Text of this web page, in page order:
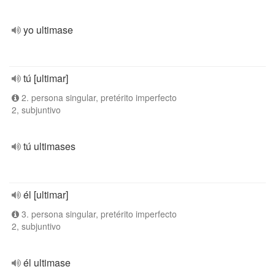
yo ultimase
tú [ultimar]
2. persona singular, pretérito imperfecto
2, subjuntivo
tú ultimases
él [ultimar]
3. persona singular, pretérito imperfecto
2, subjuntivo
él ultimase